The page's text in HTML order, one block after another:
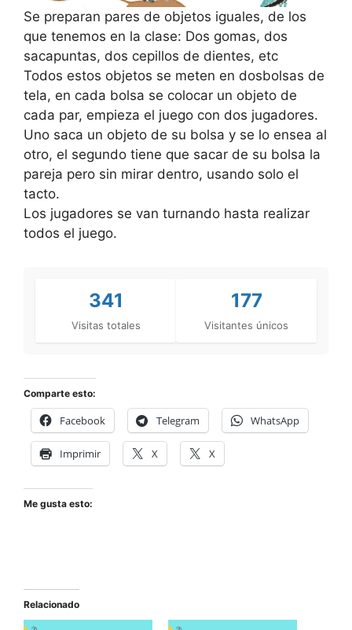
Se preparan pares de objetos iguales, de los
que tenemos en la clase: Dos gomas, dos
sacapuntas, dos cepillos de dientes, etc
Todos estos objetos se meten en dosbolsas de
tela, en cada bolsa se colocar un objeto de
cada par, empieza el juego con dos jugadores.
Uno saca un objeto de su bolsa y se lo ensea al
otro, el segundo tiene que sacar de su bolsa la
pareja pero sin mirar dentro, usando solo el
tacto.
Los jugadores se van turnando hasta realizar
todos el juego.
341
Visitas totales
177
Visitantes únicos
Comparte esto:
Facebook Telegram WhatsApp
Imprimir X X
Me gusta esto:
Relacionado